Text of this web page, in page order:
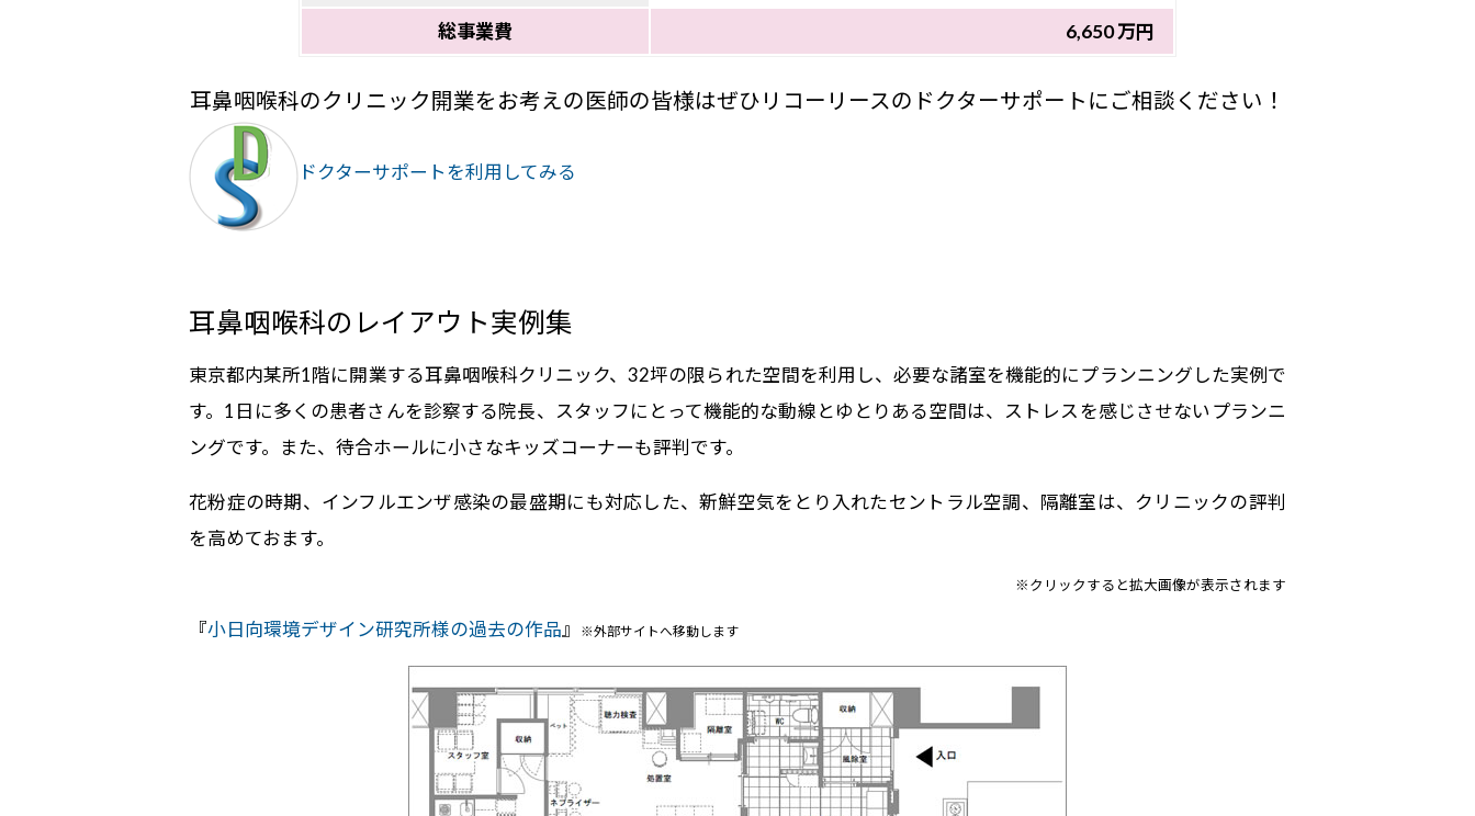
総事業費 6,650 万円
耳鼻咽喉科のクリニック開業をお考えの医師の皆様はぜひリコーリースのドクターサポートにご相談ください！
ドクターサポートを利用してみる
耳鼻咽喉科のレイアウト実例集
東京都内某所1階に開業する耳鼻咽喉科クリニック、32坪の限られた空間を利用し、必要な諸室を機能的にプランニングした実例で
す。1日に多くの患者さんを診察する院長、スタッフにとって機能的な動線とゆとりある空間は、ストレスを感じさせないプランニ
ングです。また、待合ホールに小さなキッズコーナーも評判です。
花粉症の時期、インフルエンザ感染の最盛期にも対応した、新鮮空気をとり入れたセントラル空調、隔離室は、クリニックの評判
を高めておます。
※クリックすると拡大画像が表示されます
『小日向環境デザイン研究所様の過去の作品』 ※外部サイトへ移動します